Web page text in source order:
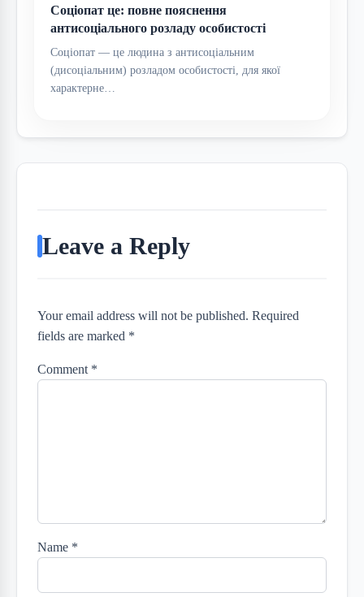
Соціопат це: повне пояснення
антисоціального розладу особистості
Соціопат — це людина з антисоціальним
(дисоціальним) розладом особистості, для якої
характерне…
Leave a Reply
Your email address will not be published. Required
fields are marked *
Comment *
Name *